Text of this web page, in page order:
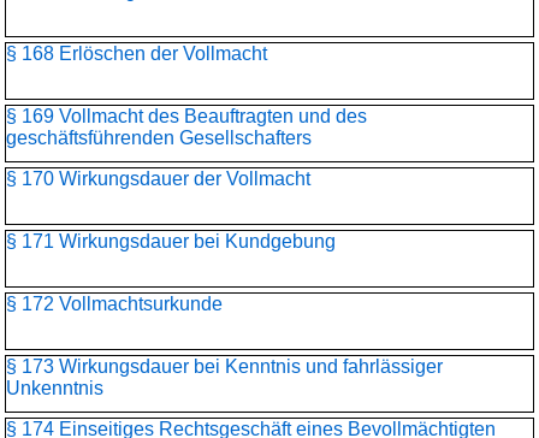
§ 168 Erlöschen der Vollmacht
§ 169 Vollmacht des Beauftragten und des
geschäftsführenden Gesellschafters
§ 170 Wirkungsdauer der Vollmacht
§ 171 Wirkungsdauer bei Kundgebung
§ 172 Vollmachtsurkunde
§ 173 Wirkungsdauer bei Kenntnis und fahrlässiger
Unkenntnis
§ 174 Einseitiges Rechtsgeschäft eines Bevollmächtigten